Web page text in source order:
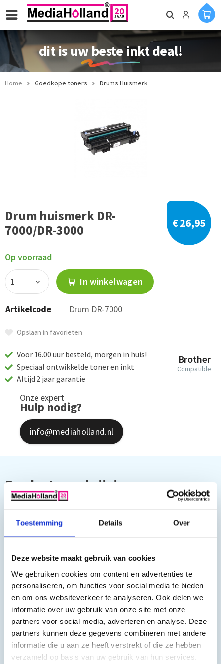
Toestemming Details Over
Deze website maakt gebruik van cookies
We gebruiken cookies om content en advertenties te
personaliseren, om functies voor social media te bieden
en om ons websiteverkeer te analyseren. Ook delen we
informatie over uw gebruik van onze site met onze
partners voor social media, adverteren en analyse. Deze
partners kunnen deze gegevens combineren met andere
informatie die u aan ze heeft verstrekt of die ze hebben
verzameld op basis van uw gebruik van hun services.
dit is uw beste inkt deal!
Home Goedkope toners Drums Huismerk
Drum huismerk DR-
7000/DR-3000
€ 26,95
Op voorraad
In winkelwagen
Artikelcode Drum DR-7000
Opslaan in favorieten
Brother
Compatible
Voor 16.00 uur besteld, morgen in huis!
Speciaal ontwikkelde toner en inkt
Altijd 2 jaar garantie
Onze expert
Hulp nodig?
info@mediaholland.nl
Productomschrijving
3000
uitmuntend, geen verschil met de originele drums.
Capaciteit: 20.000 pagina's
Geschikt voor de volgende laserprinters:
Brother DCP 8020, Brother DCP 8025 D, Brother DCP 8025
DN, Brother HL 1650, Brother HL 1670, Brother HL 1670